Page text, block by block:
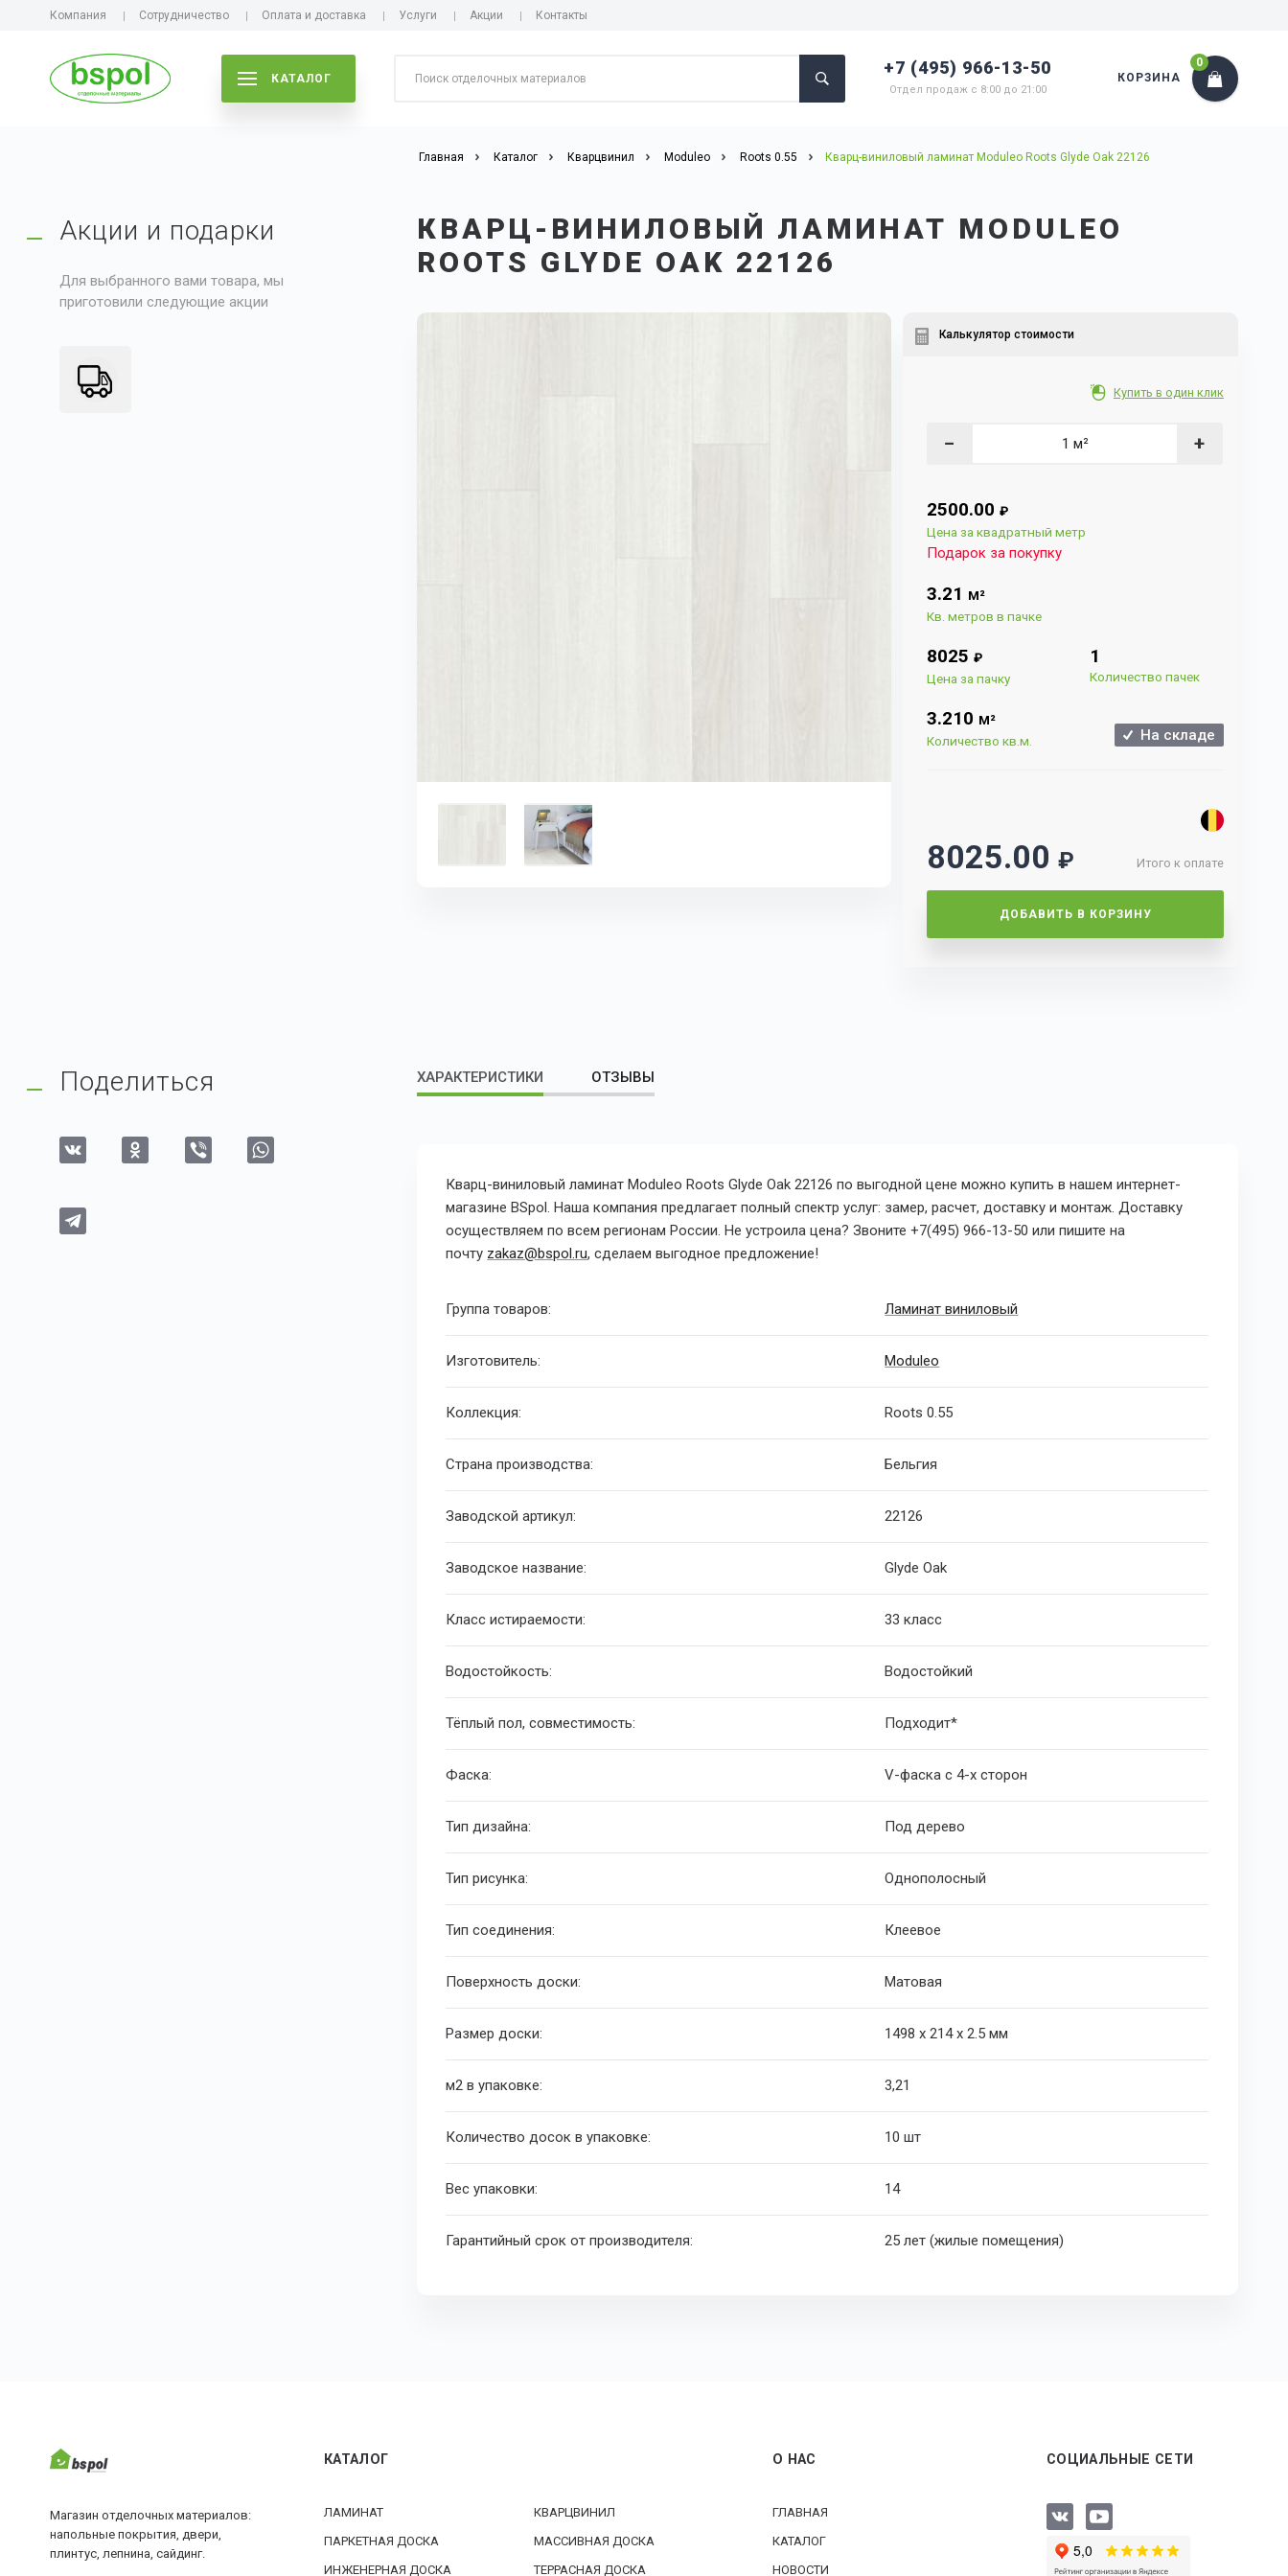
Компания Сотрудничество Оплата и доставка Услуги Акции Контакты
КАТАЛОГ
+7 (495) 966-13-50
Отдел продаж с 8:00 до 21:00
КОРЗИНА
0
Главная Каталог Кварцвинил Moduleo Roots 0.55 Кварц-виниловый ламинат Moduleo Roots Glyde Oak 22126
КВАРЦ-ВИНИЛОВЫЙ ЛАМИНАТ MODULEO
ROOTS GLYDE OAK 22126
Калькулятор стоимости
Купить в один клик
− +
2500.00 ₽
Цена за квадратный метр
Подарок за покупку
3.21 М²
Кв. метров в пачке
8025 ₽
Цена за пачку
1
Количество пачек
3.210 М²
Количество кв.м. На складе
Итого к оплате
8025.00 ₽
ДОБАВИТЬ В КОРЗИНУ
Акции и подарки
Для выбранного вами товара, мы
приготовили следующие акции
ХАРАКТЕРИСТИКИ ОТЗЫВЫ
Кварц-виниловый ламинат Moduleo Roots Glyde Oak 22126 по выгодной цене можно купить в нашем интернет-
магазине BSpol. Наша компания предлагает полный спектр услуг: замер, расчет, доставку и монтаж. Доставку
осуществляем по всем регионам России. Не устроила цена? Звоните +7(495) 966-13-50 или пишите на
почту zakaz@bspol.ru, сделаем выгодное предложение!
Группа товаров: Ламинат виниловый
Изготовитель: Moduleo
Коллекция: Roots 0.55
Страна производства: Бельгия
Заводской артикул: 22126
Заводское название: Glyde Oak
Класс истираемости: 33 класс
Водостойкость: Водостойкий
Тёплый пол, совместимость: Подходит*
Фаска: V-фаска с 4-х сторон
Тип дизайна: Под дерево
Тип рисунка: Однополосный
Тип соединения: Клеевое
Поверхность доски: Матовая
Размер доски: 1498 х 214 х 2.5 мм
м2 в упаковке: 3,21
Количество досок в упаковке: 10 шт
Вес упаковки: 14
Гарантийный срок от производителя: 25 лет (жилые помещения)
Поделиться
Магазин отделочных материалов:
напольные покрытия, двери,
плинтус, лепнина, сайдинг.
КАТАЛОГ
ЛАМИНАТ
КВАРЦВИНИЛ
ПАРКЕТНАЯ ДОСКА
МАССИВНАЯ ДОСКА
ИНЖЕНЕРНАЯ ДОСКА
ТЕРРАСНАЯ ДОСКА
О НАС
ГЛАВНАЯ
КАТАЛОГ
НОВОСТИ
СОЦИАЛЬНЫЕ СЕТИ